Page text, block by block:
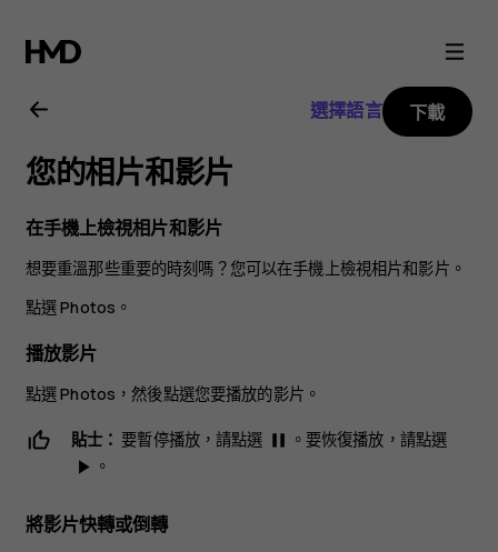
Nokia
8.1
用
戶
指
南
選擇語言 下載
您的相片和影片
在手機上檢視相片和影片
想要重溫那些重要的時刻嗎？您可以在手機上檢視相片和影片。
點選Photos 。
播放影片
點選Photos ，然後點選您要播放的影片。
貼士： 要暫停播放，請點選 pause 。要恢復播放，請點選
play_arrow 。
將影片快轉或倒轉